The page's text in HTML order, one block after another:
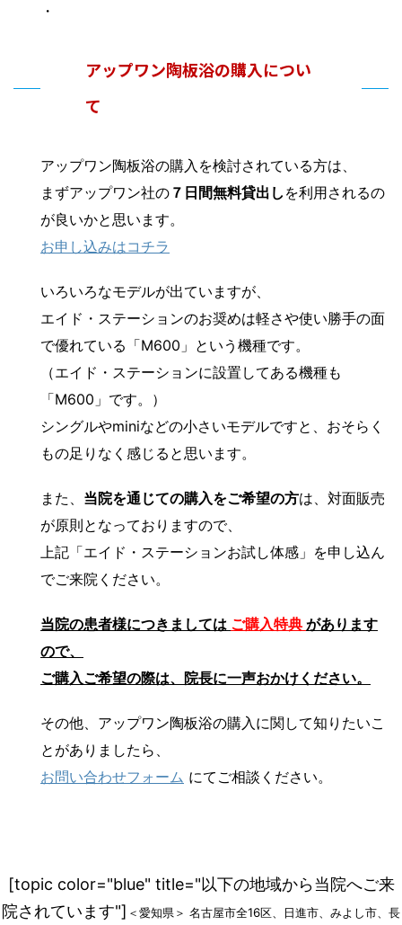
・
アップワン陶板浴の購入につい
て
アップワン陶板浴の購入を検討されている方は、
まずアップワン社の ７日間無料貸出し を利用されるの
が良いかと思います。
お申し込みはコチラ
いろいろなモデルが出ていますが、
エイド・ステーションのお奨めは軽さや使い勝手の面
で優れている「M600」という機種です。
（エイド・ステーションに設置してある機種も
「M600」です。）
シングルやminiなどの小さいモデルですと、おそらく
もの足りなく感じると思います。
また、 当院を通じての購入をご希望の方は、対面販売
が原則となっておりますので、
上記「エイド・ステーションお試し体感」を申し込ん
でご来院ください。
当院の患者様につきましては ご購入特典 があります
ので、
ご購入ご希望の際は、院長に一声おかけください。
その他、アップワン陶板浴の購入に関して知りたいこ
とがありましたら、
お問い合わせフォーム にてご相談ください。
[topic color="blue" title="以下の地域から当院へご来
院されています"] ＜愛知県＞ 名古屋市全16区、日進市、みよし市、長